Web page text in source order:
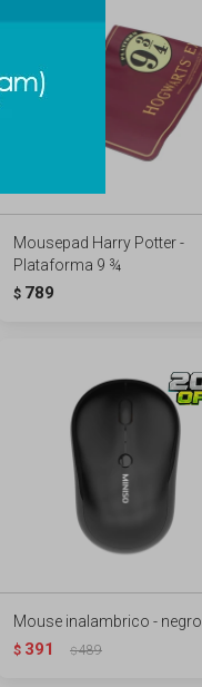
Mousepad Harry Potter -
Plataforma 9 ¾
$ 789
Mouse inalambrico - negro
$ 391 $489